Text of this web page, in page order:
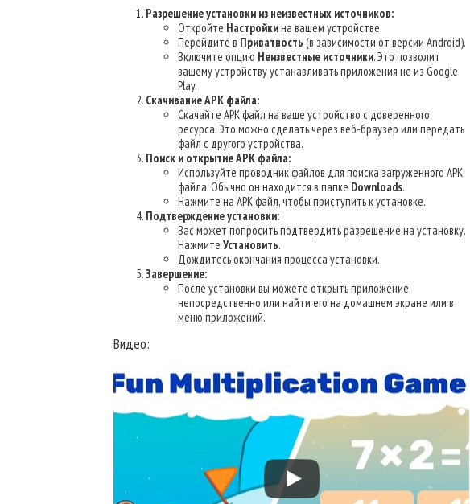
Разрешение установки из неизвестных источников:
Откройте Настройкина вашем устройстве.
Перейдите в Приватность (в зависимости от версии Android).
Включите опцию Неизвестные источники. Это позволит
вашему устройству устанавливать приложения не из Google
Play.
Скачивание APK файла:
Скачайте APK файл на ваше устройство с доверенного
ресурса. Это можно сделать через веб-браузер или передать
файл с другого устройства.
Поиск и открытие APK файла:
Используйте проводник файлов для поиска загруженного APK
файла. Обычно он находится в папке Downloads.
Нажмите на APK файл, чтобы приступить к установке.
Подтверждение установки:
Вас может попросить подтвердить разрешение на установку.
Нажмите Установить.
Дождитесь окончания процесса установки.
Завершение:
После установки вы можете открыть приложение
непосредственно или найти его на домашнем экране или в
меню приложений.
Видео: